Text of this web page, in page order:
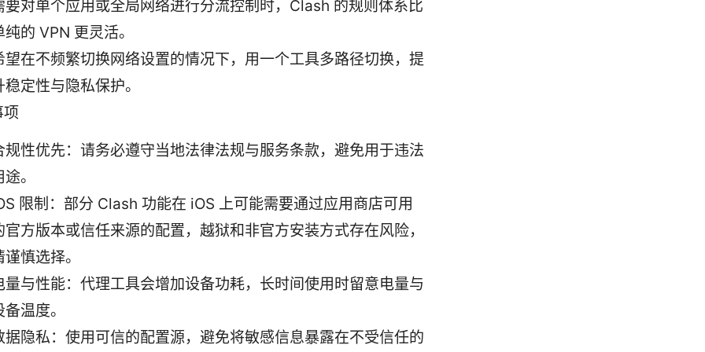
要对单个应用或全局网络进行分流控制时，Clash 的规则体系比
纯的 VPN 更灵活。
望在不频繁切换网络设置的情况下，用一个工具多路径切换，提
稳定性与隐私保护。
项
规性优先：请务必遵守当地法律法规与服务条款，避免用于违法
。
限制：部分 Clash 功能在 iOS 上可能需要通过应用商店可用
官方版本或信任来源的配置，越狱和非官方安装方式存在风险，
谨慎选择。
量与性能：代理工具会增加设备功耗，长时间使用时留意电量与
备温度。
据隐私：使用可信的配置源，避免将敏感信息暴露在不受信任的